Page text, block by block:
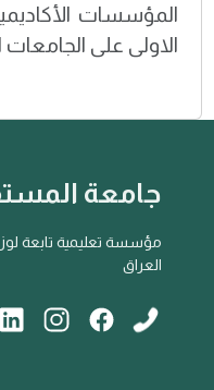
المؤسسات
الاولى على الجامعات
جامعة
مؤسسة تعليمية تابعة
العراق